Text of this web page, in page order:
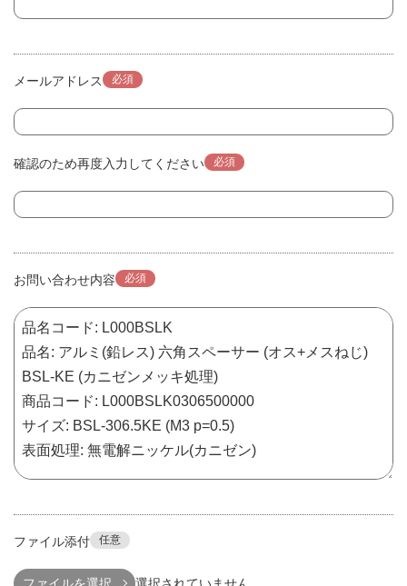
メールアドレス 必須
確認のため再度入力してください 必須
お問い合わせ内容 必須
ファイル添付 任意